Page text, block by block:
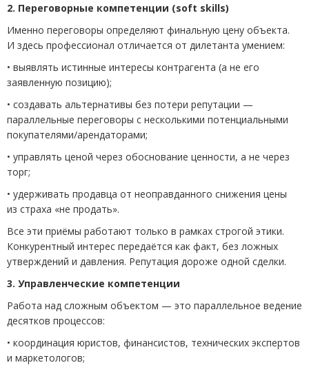
2. Переговорные компетенции (soft skills)
Именно переговоры определяют финальную цену объекта.
И здесь профессионал отличается от дилетанта умением:
• выявлять истинные интересы контрагента (а не его
заявленную позицию);
• создавать альтернативы без потери репутации —
параллельные переговоры с несколькими потенциальными
покупателями/арендаторами;
• управлять ценой через обоснование ценности, а не через
торг;
• удерживать продавца от неоправданного снижения цены
из страха «не продать».
Все эти приёмы работают только в рамках строгой этики.
Конкурентный интерес передаётся как факт, без ложных
утверждений и давления. Репутация дороже одной сделки.
3. Управленческие компетенции
Работа над сложным объектом — это параллельное ведение
десятков процессов:
• координация юристов, финансистов, технических экспертов
и маркетологов;